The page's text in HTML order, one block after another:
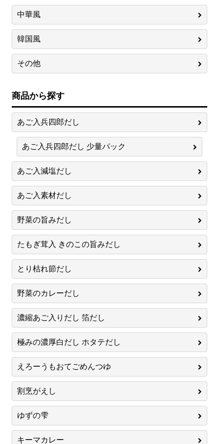
中華風
韓国風
その他
商品から探す
あご入兵四郎だし
あご入兵四郎だし 少量パック
あご入減塩だし
あご入素材だし
野菜の旨みだし
たもぎ茸入 きのこの旨みだし
とり枯れ節だし
野菜のカレーだし
濃縮あご入りだし 箔だし
極みの濃厚白だし ホタテだし
えろーうもおてごめんつゆ
割烹がえし
ゆずの雫
キーマカレー